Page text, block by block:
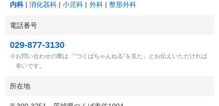
内科 消化器科 小児科 外科 整形外科
電話番号
029-877-3130
お問い合わせの際は「“つくばちゃんねる”を見た」とお伝えいただければ
幸いです。
所在地